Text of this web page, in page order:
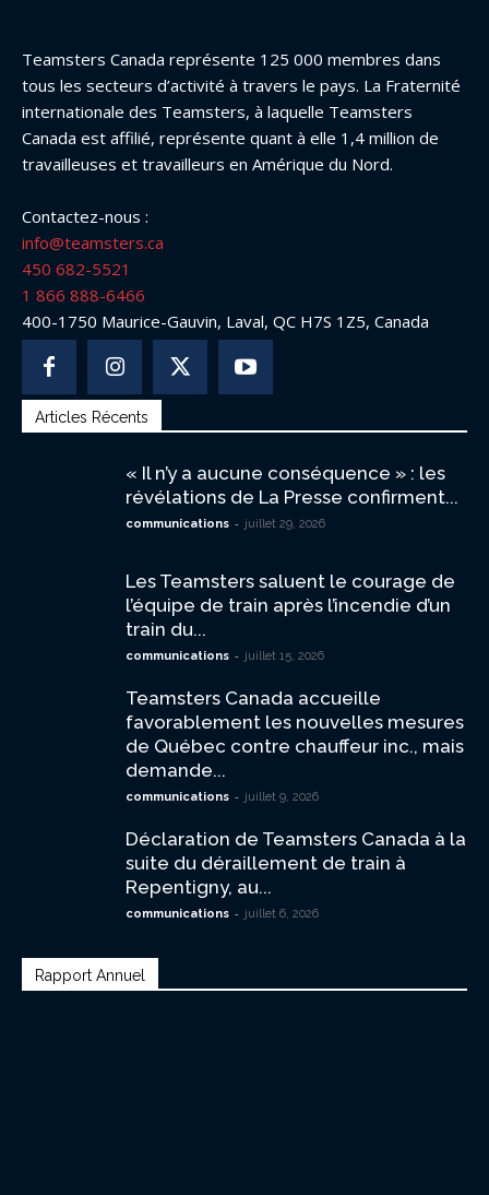
Teamsters Canada représente 125 000 membres dans
tous les secteurs d’activité à travers le pays. La Fraternité
internationale des Teamsters, à laquelle Teamsters
Canada est affilié, représente quant à elle 1,4 million de
travailleuses et travailleurs en Amérique du Nord.
Contactez-nous :
info@teamsters.ca
450 682-5521
1 866 888-6466
400-1750 Maurice-Gauvin, Laval, QC H7S 1Z5, Canada
Articles Récents
« Il n’y a aucune conséquence » : les
révélations de La Presse confirment...
communications - juillet 29, 2026
Les Teamsters saluent le courage de
l’équipe de train après l’incendie d’un
train du...
communications - juillet 15, 2026
Teamsters Canada accueille
favorablement les nouvelles mesures
de Québec contre chauffeur inc., mais
demande...
communications - juillet 9, 2026
Déclaration de Teamsters Canada à la
suite du déraillement de train à
Repentigny, au...
communications - juillet 6, 2026
Rapport Annuel